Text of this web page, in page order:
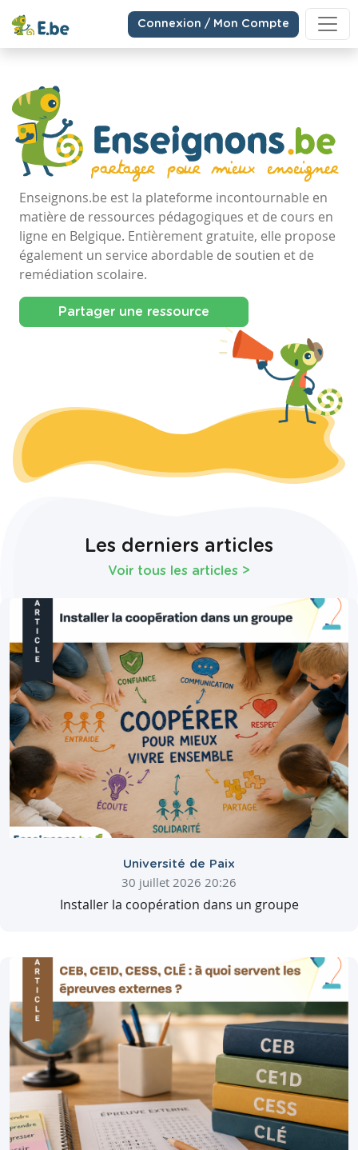
Connexion / Mon Compte
Enseignons.be est la plateforme incontournable en
matière de ressources pédagogiques et de cours en
ligne en Belgique. Entièrement gratuite, elle propose
également un service abordable de soutien et de
remédiation scolaire.
Partager une ressource
Les derniers articles
Voir tous les articles >
Université de Paix
30 juillet 2026 20:26
Installer la coopération dans un groupe